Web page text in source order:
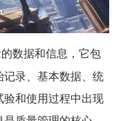
数据和信息，它包
录、基本数据、统
和使用过程中出现